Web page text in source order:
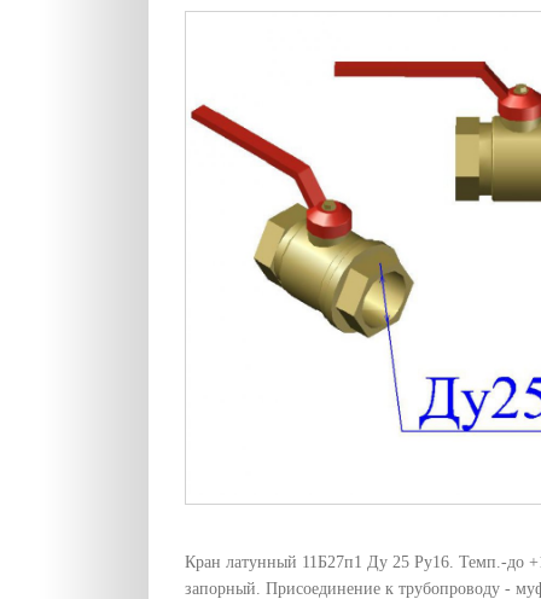
Кран латунный 11Б27п1 Ду 25 Pу16. Темп.-до
запорный. Присоединение к трубопроводу -